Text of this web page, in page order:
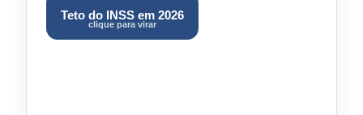
Teto do INSS em 2026
clique para virar
R$ 8.475,55. Contribuição máxima do empregado:
R$ 988,09 (Portaria Interministerial MPS/MF nº